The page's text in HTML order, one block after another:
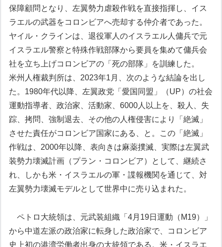
保障顧問となり、左翼勢力虐殺作戦を直接指揮し、イス
ラエルの武器をコロンビアへ売却する仲介者であった。
ヤイル・クラインは、退役軍人のイスラエル人傭兵で元
イスラエル警察と特殊作戦部隊から要員を集めて傭兵会
社を立ち上げコロンビアの「死の部隊」を訓練した。
米州人権裁判所は、2023年1月、次のような結論を出し
た。1980年代以降、左翼政党「愛国同盟」（UP）の社会
運動指導者、政治家、活動家、6000人以上を、殺人、失
踪、拷問、強制退去、その他の人権侵害により「絶滅」
させた責任がコロンビア国家にある、と。この「絶滅」
作戦は、2000年以降、表向きは麻薬撲滅、実際は左翼武
装勢力壊滅計画（プラン・コロンビア）として、継続さ
れ、しかも米・イスラエルの軍・諜報機関を通じて、対
左翼勢力壊滅モデルとして世界中に売り込まれた。
ペトロ大統領は、元武装組織「4月19日運動（M19）」
から中道左派の政治家に転身した政治家で、コロンビア
史上初の港湾労働者出身の大統領である。米・イスラエ